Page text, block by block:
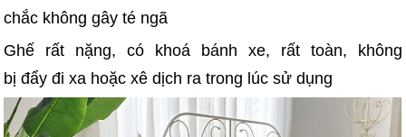
chắc không gây té ngã
Ghế rất nặng, có khoá bánh xe, rất toàn, không
bị đẩy đi xa hoặc xê dịch ra trong lúc sử dụng